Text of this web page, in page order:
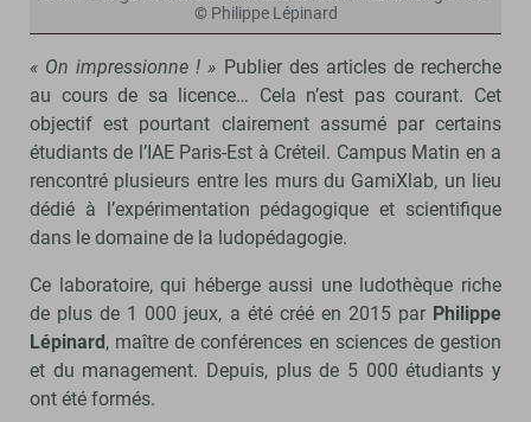
© Philippe Lépinard
« On impressionne ! » Publier des articles de recherche
au cours de sa licence… Cela n’est pas courant. Cet
objectif est pourtant clairement assumé par certains
étudiants de l’IAE Paris-Est à Créteil. Campus Matin en a
rencontré plusieurs entre les murs du GamiXlab, un lieu
dédié à l’expérimentation pédagogique et scientifique
dans le domaine de la ludopédagogie.
Ce laboratoire, qui héberge aussi une ludothèque riche
de plus de 1 000 jeux, a été créé en 2015 par Philippe
Lépinard, maître de conférences en sciences de gestion
et du management. Depuis, plus de 5 000 étudiants y
ont été formés.